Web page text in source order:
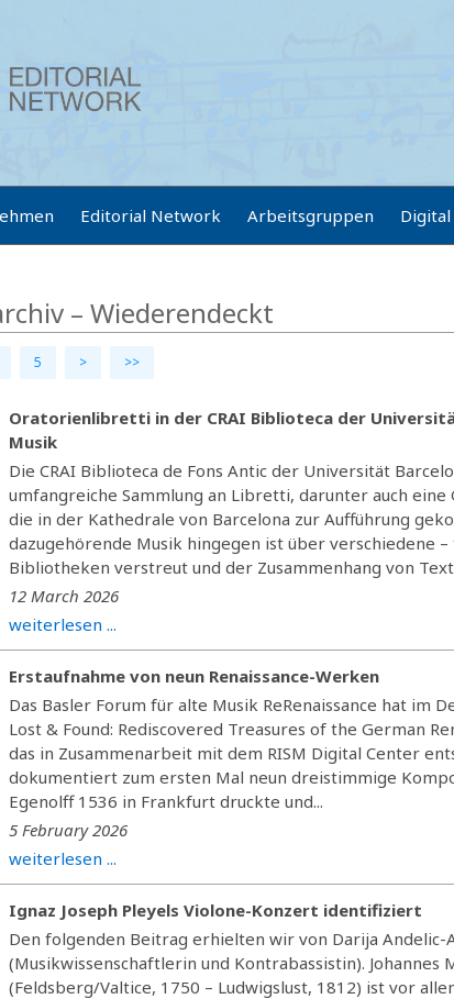
Editorial Network Arbeitsgruppen
– Wiederendeckt
5 > >>
Oratorienlibretti in der CRAI Biblioteca der
Musik
Die CRAI Biblioteca de Fons Antic der Universität
umfangreiche Sammlung an Libretti, darunter auch
die in der Kathedrale von Barcelona zur Aufführung
dazugehörende Musik hingegen ist über verschiedene –
Bibliotheken verstreut und der Zusammenhang von
12 March 2026
weiterlesen ...
Erstaufnahme von neun Renaissance-Werken
Das Basler Forum für alte Musik ReRenaissance hat im
Lost & Found: Rediscovered Treasures of the German
das in Zusammenarbeit mit dem RISM Digital Center
dokumentiert zum ersten Mal neun dreistimmige
Egenolff 1536 in Frankfurt druckte und...
5 February 2026
weiterlesen ...
Ignaz Joseph Pleyels Violone-Konzert identifiziert
Den folgenden Beitrag erhielten wir von Darija Andelic-
(Musikwissenschaftlerin und Kontrabassistin). Johannes
(Feldsberg/Valtice, 1750 – Ludwigslust, 1812) ist vor